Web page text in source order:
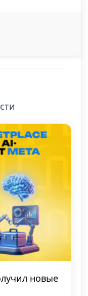
новые